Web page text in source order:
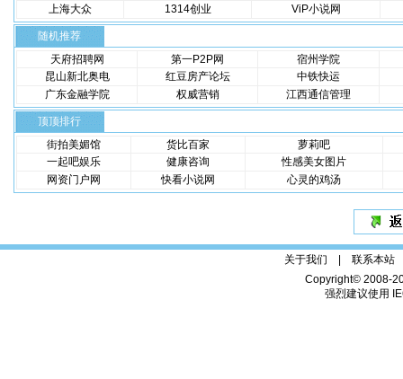
上海大众
1314创业 ViP小说网
随机推荐
天府招聘网
第一P2P网
宿州学院
昆山新北奥电
红豆房产论坛
中铁快运
广东金融学院
权威营销 江西通信管理
顶顶排行
街拍美媚馆
货比百家
萝莉吧
一起吧娱乐
健康咨询
性感美女图片
网资门户网
快看小说网 心灵的鸡汤
关于我们 | 联系本站
Copyright© 2008-
强烈建议使用